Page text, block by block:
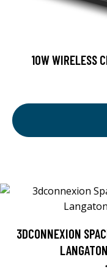
10W WIRELESS
3DCONNEXION